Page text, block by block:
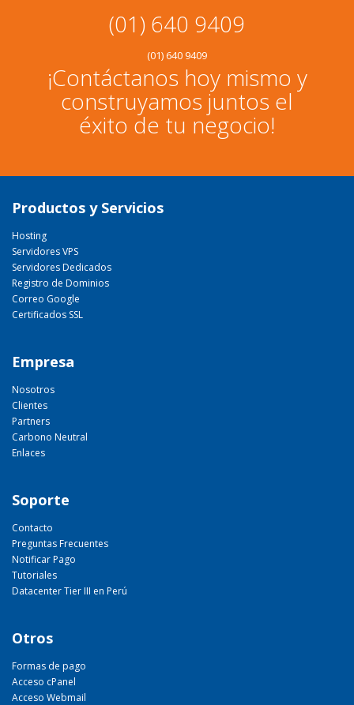
(01) 640 9409
(01) 640 9409
¡Contáctanos hoy mismo y
construyamos juntos el
éxito de tu negocio!
Productos y Servicios
Hosting
Servidores VPS
Servidores Dedicados
Registro de Dominios
Correo Google
Certificados SSL
Empresa
Nosotros
Clientes
Partners
Carbono Neutral
Enlaces
Soporte
Contacto
Preguntas Frecuentes
Notificar Pago
Tutoriales
Datacenter Tier III en Perú
Otros
Formas de pago
Acceso cPanel
Acceso Webmail